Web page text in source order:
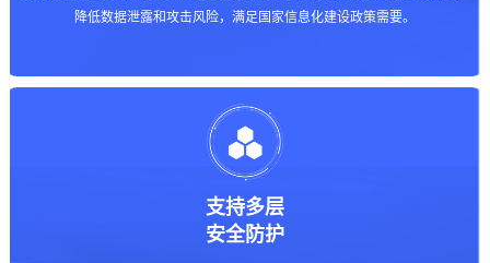
降低数据泄露和攻击风险，满足国家信息化建设政策需要。
支持多层
安全防护